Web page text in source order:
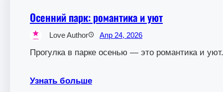
Осенний парк: романтика и уют
Love Author Апр 24, 2026
Прогулка в парке осенью — это романтика и уют.
Узнать больше